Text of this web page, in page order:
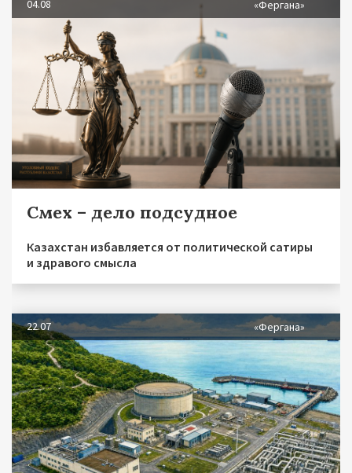
04.08 «Фергана»
Смех – дело подсудное
Казахстан избавляется от политической сатиры
и здравого смысла
22.07 «Фергана»